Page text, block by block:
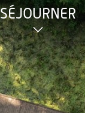
SÉJOURNER